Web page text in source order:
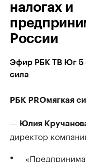
налогах и
России
Эфир РБК ТВ Юг 5
сила
РБК PROмягкая
— Юлия
директор